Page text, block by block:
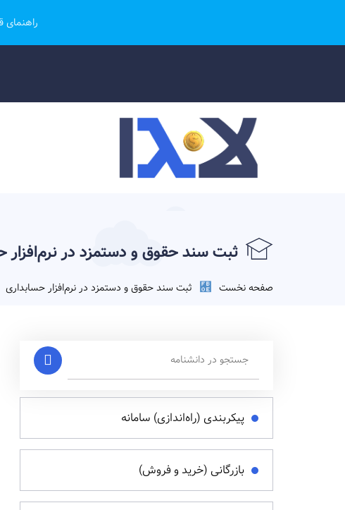
راهنمای
ثبت سند حقوق و دستمزد در نرم‌افزار
صفحه نخست ثبت سند حقوق و دستمزد در نرم‌افزار حسابداری
پیکربندی (راه‌اندازی) سامانه
بازرگانی (خرید و فروش)